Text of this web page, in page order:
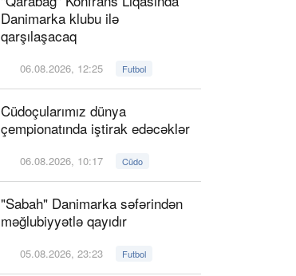
Danimarka klubu ilə
qarşılaşacaq
06.08.2026, 12:25 Futbol
Cüdoçularımız dünya
çempionatında iştirak edəcəklər
06.08.2026, 10:17 Cüdo
"Sabah" Danimarka səfərindən
məğlubiyyətlə qayıdır
05.08.2026, 23:23 Futbol